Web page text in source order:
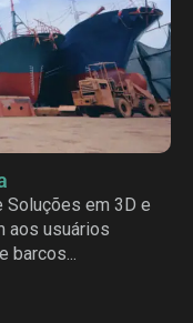
em 3D e
aos usuários
barcos...